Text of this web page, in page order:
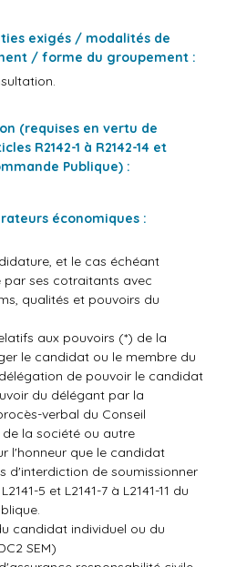
exigés / modalités de
/ forme du groupement :
(requises en vertu de
R2142-1 à R2142-14 et
Publique) :
économiques :
et le cas échéant
ses cotraitants avec
qualités et pouvoirs du
aux pouvoirs (*) de la
le candidat ou le membre du
de pouvoir le candidat
du délégant par la
verbal du Conseil
la société ou autre
l'honneur que le candidat
d'interdiction de soumissionner
5 et L2141-7 à L2141-11 du
candidat individuel ou du
SEM)